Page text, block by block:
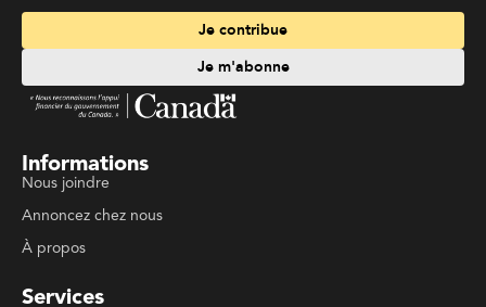
Je contribue
Je m'abonne
Informations
Nous joindre
Annoncez chez nous
À propos
Services